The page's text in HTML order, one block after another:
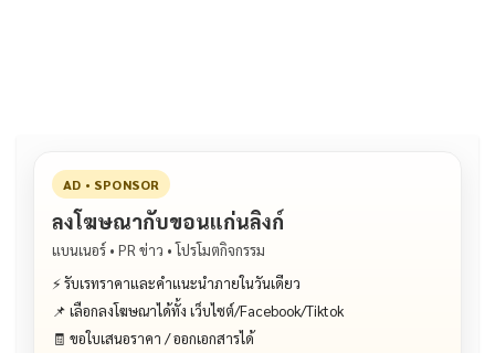
AD • SPONSOR
ลงโฆษณากับขอนแก่นลิงก์
แบนเนอร์ • PR ข่าว • โปรโมตกิจกรรม
⚡ รับเรทราคาและคำแนะนำภายในวันเดียว
📌 เลือกลงโฆษณาได้ทั้ง เว็บไซต์/Facebook/Tiktok
🧾 ขอใบเสนอราคา / ออกเอกสารได้